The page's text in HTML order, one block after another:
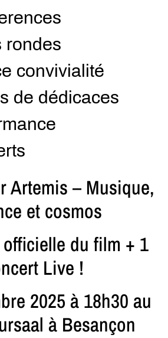
rondes
convivialité
de dédicaces
Artemis – Musique,
et cosmos
du film + 1
Live !
2025 à 18h30 au
à Besançon